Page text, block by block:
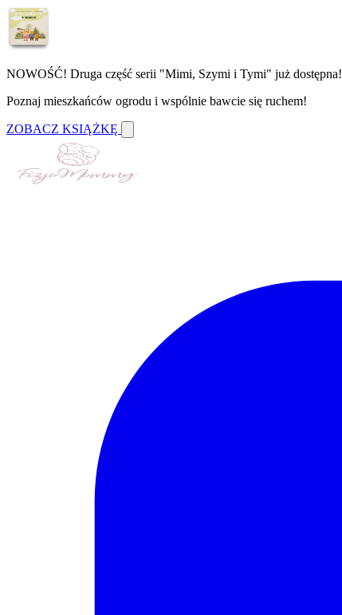
NOWOŚĆ! Druga część serii "Mimi, Szymi i Tymi" już dostępna!
Poznaj mieszkańców ogrodu i wspólnie bawcie się ruchem!
ZOBACZ KSIĄŻKĘ